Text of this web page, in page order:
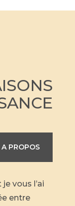
A PROPOS
vous l’ai
entre